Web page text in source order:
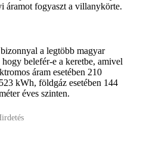
áramot fogyaszt a villanykörte.
a legtöbb magyar
belefér-e a keretbe, amivel
áram esetében 210
kWh, földgáz esetében 144
éves szinten.